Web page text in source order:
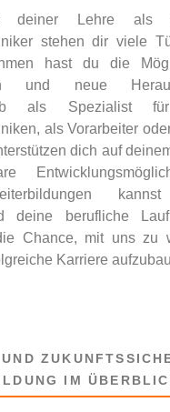
deiner Lehre als
stehen dir viele
hast du die
und neue
als Spezialist für
als Vorarbeiter
dich auf
deine berufliche
Chance, mit uns zu
Karriere
IM